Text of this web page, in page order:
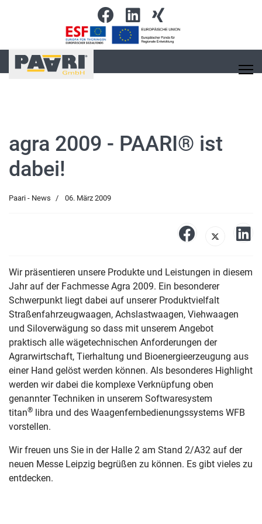
agra 2009 - PAARI® ist
dabei!
Paari - News 06. März 2009
Wir präsentieren unsere Produkte und Leistungen in diesem
Jahr auf der Fachmesse Agra 2009. Ein besonderer
Schwerpunkt liegt dabei auf unserer Produktvielfalt
Straßenfahrzeugwaagen, Achslastwaagen, Viehwaagen
und Siloverwägung so dass mit unserem Angebot
praktisch alle wägetechnischen Anforderungen der
Agrarwirtschaft, Tierhaltung und Bioenergieerzeugung aus
einer Hand gelöst werden können. Als besonderes Highlight
werden wir dabei die komplexe Verknüpfung oben
genannter Techniken in unserem Softwaresystem
titan®
libra und des Waagenfernbedienungssystems WFB
vorstellen.
Wir freuen uns Sie in der Halle 2 am Stand 2/A32 auf der
neuen Messe Leipzig begrüßen zu können. Es gibt vieles zu
entdecken.